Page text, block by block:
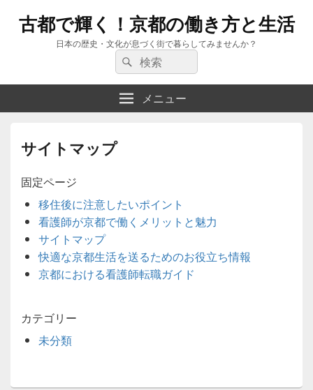
古都で輝く！京都の働き方と生活
日本の歴史・文化が息づく街で暮らしてみませんか？
検
索:
検
索
メニュー
サイトマップ
固定ページ
移住後に注意したいポイント
看護師が京都で働くメリットと魅力
サイトマップ
快適な京都生活を送るためのお役立ち情報
京都における看護師転職ガイド
カテゴリー
未分類